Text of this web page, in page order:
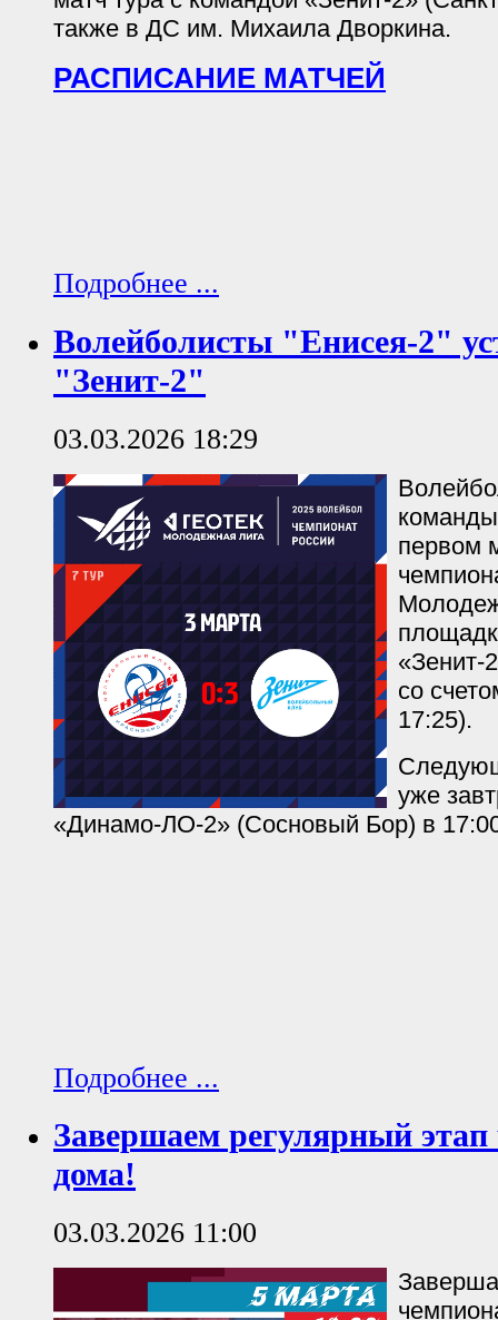
также в ДС им. Михаила Дворкина.
РАСПИСАНИЕ МАТЧЕЙ
Подробнее ...
Волейболисты "Енисея-2"
"Зенит-2"
03.03.2026 18:29
первом
«Зенит-
со
17:25).
уже
«Динамо-ЛО-2» (Сосновый Бор) в
Подробнее ...
Завершаем регулярный этап
дома!
03.03.2026 11:00